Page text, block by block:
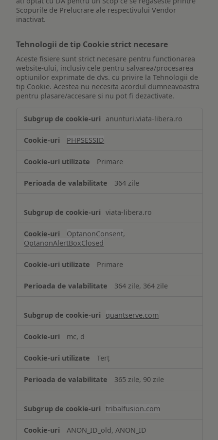
Scopurile de Prelucrare ale respectivului Vendor
inactivat.
Tehnologii de tip Cookie strict necesare
Aceste fisiere sunt strict necesare pentru functionarea
website-ului, inclusiv cele pentru salvarea/procesarea
optiunilor exprimate de dvs. cu privire la Tehnologii de
tip Cookie. Acestea nu necesita acordul dumneavoastra
pentru plasare/accesare si nu pot fi dezactivate.
de
Cookie
necesare
anunturi.viata-libera.ro
PHPSESSID
Primare
364 zile
viata-libera.ro
OptanonConsent,
OptanonAlertBoxClosed
Primare
364 zile, 364 zile
quantserve.com
mc, d
Terț
365 zile, 90 zile
tribalfusion.com
ANON_ID_old, ANON_ID